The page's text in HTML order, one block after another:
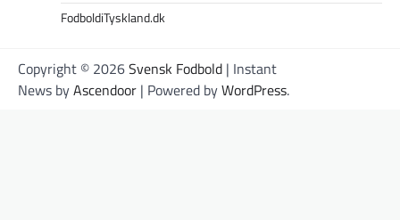
FodboldiTyskland.dk
Copyright © 2026Svensk Fodbold | Instant
News byAscendoor | Powered byWordPress.